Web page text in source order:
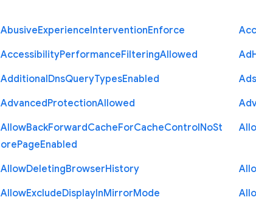
AbusiveExperienceInterventionEnforce
AccessibilityPerformanceFilteringAllowed Ad
AdditionalDnsQueryTypesEnabled Ads
AdvancedProtectionAllowed
AllowBackForwardCacheForCacheControlNoSt
orePageEnabled
AllowDeletingBrowserHistory
AllowExcludeDisplayInMirrorMode